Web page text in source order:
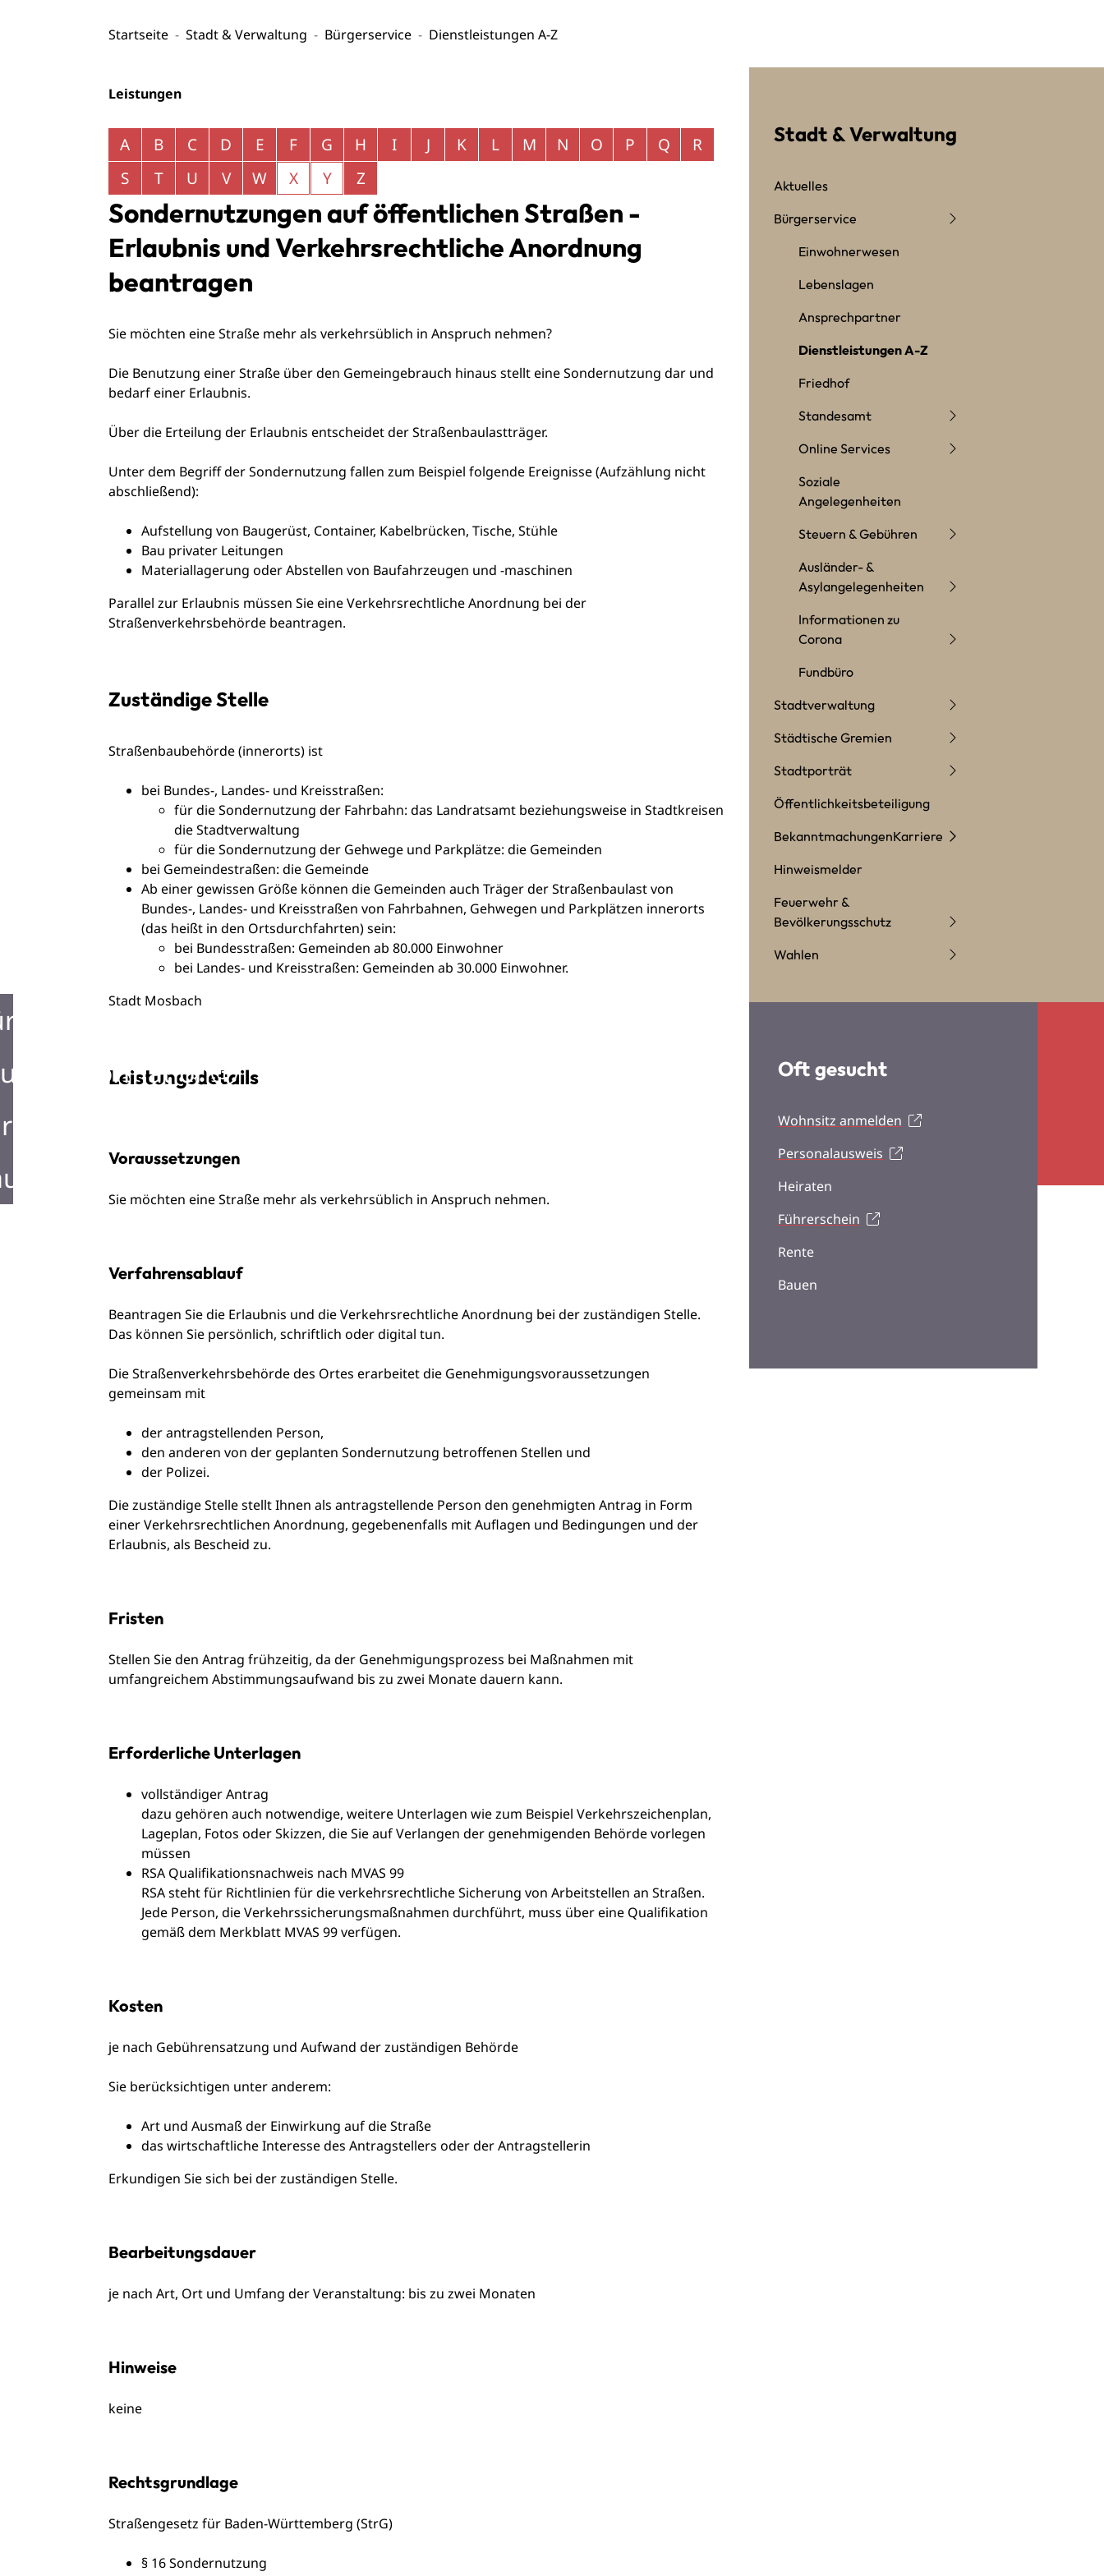
Startseite Stadt & Verwaltung Bürgerservice Dienstleistungen A-Z
Information
in Mosbach
in Mosbach
Leistungen
Alphabetisches Register überspringen
A B C D E F G H I J K L M N O P Q
R
S
T U V W X Y Z
Sondernutzungen auf öffentlichen Straßen -
Erlaubnis und Verkehrsrechtliche Anordnung
beantragen
Sie möchten eine Straße mehr als verkehrsüblich in Anspruch nehmen?
Die Benutzung einer Straße über den Gemeingebrauch hinaus stellt eine Sondernutzung dar und
bedarf einer Erlaubnis.
Über die Erteilung der Erlaubnis entscheidet der Straßenbaulastträger.
Unter dem Begriff der Sondernutzung fallen zum Beispiel folgende Ereignisse(Aufzählung nicht
abschließend):
Aufstellung von Baugerüst, Container, Kabelbrücken, Tische, Stühle
Bau privater Leitungen
Materiallagerung oder Abstellen von Baufahrzeugen und -maschinen
Parallel zur Erlaubnis müssen Sie eine Verkehrsrechtliche Anordnung bei der
Straßenverkehrsbehörde beantragen.
Zuständige Stelle
Straßenbaubehörde (innerorts) ist
bei Bundes-, Landes- und Kreisstraßen:
für die Sondernutzung der Fahrbahn: das Landratsamt beziehungsweise in Stadtkreisen
die Stadtverwaltung
für die Sondernutzung der Gehwege und Parkplätze: die Gemeinden
bei Gemeindestraßen: die Gemeinde
Ab einer gewissen Größe können die Gemeinden auch Träger der Straßenbaulast von
Bundes-, Landes- und Kreisstraßen von Fahrbahnen, Gehwegen und Parkplätzen innerorts
(das heißt in den Ortsdurchfahrten) sein:
bei Bundesstraßen: Gemeinden ab 80.000 Einwohner
bei Landes- und Kreisstraßen: Gemeinden ab 30.000 Einwohner.
Stadt Mosbach
Leistungsdetails
Voraussetzungen
Sie möchten eine Straße mehr als verkehrsüblich in Anspruch nehmen.
Verfahrensablauf
Beantragen Sie die Erlaubnis und die Verkehrsrechtliche Anordnung bei der zuständigen Stelle.
Das können Sie persönlich, schriftlich oder digital tun.
Die Straßenverkehrsbehörde des Ortes erarbeitet die Genehmigungsvoraussetzungen
gemeinsam mit
der antragstellenden Person,
den anderen von der geplanten Sondernutzung betroffenen Stellen und
der Polizei.
Die zuständige Stelle stellt Ihnen als antragstellende Person den genehmigten Antrag in Form
einer Verkehrsrechtlichen Anordnung, gegebenenfalls mit Auflagen und Bedingungen und der
Erlaubnis, als Bescheid zu.
Fristen
Stellen Sie den Antrag frühzeitig, da der Genehmigungsprozess bei Maßnahmen mit
umfangreichem Abstimmungsaufwand bis zu zwei Monate dauern kann.
Erforderliche Unterlagen
vollständiger Antrag
dazu gehören auch notwendige, weitere Unterlagen wie zum Beispiel Verkehrszeichenplan,
Lageplan, Fotos oder Skizzen, die Sie auf Verlangen der genehmigenden Behörde vorlegen
müssen
RSA Qualifikationsnachweis nach MVAS 99
RSA steht für Richtlinien für die verkehrsrechtliche Sicherung von Arbeitstellen an Straßen.
Jede Person, die Verkehrssicherungsmaßnahmen durchführt, muss über eine Qualifikation
gemäß dem Merkblatt MVAS 99 verfügen.
Kosten
je nach Gebührensatzung und Aufwand der zuständigen Behörde
Sie berücksichtigen unter anderem:
Art und Ausmaß der Einwirkung auf die Straße
das wirtschaftliche Interesse des Antragstellers oder der Antragstellerin
Erkundigen Sie sich bei der zuständigen Stelle.
Bearbeitungsdauer
je nach Art, Ort und Umfang der Veranstaltung: bis zu zwei Monaten
Hinweise
keine
Rechtsgrundlage
Straßengesetz für Baden-Württemberg (StrG)
§ 16 Sondernutzung
Stadt & Verwaltung
Aktuelles
Bürgerservice
Einwohnerwesen
Lebenslagen
Ansprechpartner
Dienstleistungen A-Z
Friedhof
Standesamt
Online Services
Soziale
Angelegenheiten
Steuern & Gebühren
Ausländer- &
Asylangelegenheiten
Informationen zu
Corona
Fundbüro
Stadtverwaltung
Städtische Gremien
Stadtporträt
Öffentlichkeitsbeteiligung
BekanntmachungenKarriere
Hinweismelder
Feuerwehr &
Bevölkerungsschutz
Wahlen
Oft gesucht
Wohnsitz anmelden
Personalausweis
Heiraten
Führerschein
Rente
Bauen